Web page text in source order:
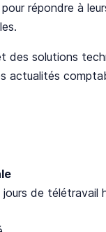
répondre à
des solutions
de télétravail